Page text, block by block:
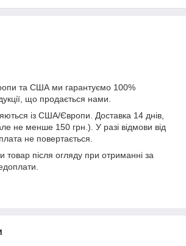
та США ми гарантуємо 100%
що продається нами.
із США/Європи. Доставка 14 днів,
не менше 150 грн.). У разі відмови від
не повертається.
товар після огляду при отриманні за